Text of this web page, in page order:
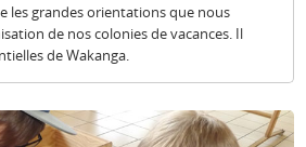
les grandes orientations que nous
de nos colonies de vacances. Il
de Wakanga.